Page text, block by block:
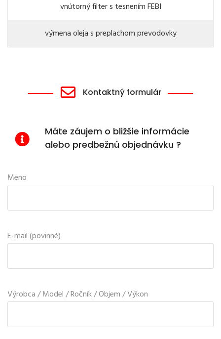
vnútorný filter s tesnením FEBI
výmena oleja s preplachom prevodovky
Kontaktný formulár
Máte záujem o bližšie informácie
alebo predbežnú objednávku ?
Meno
E-mail (povinné)
Výrobca / Model / Ročník / Objem / Výkon